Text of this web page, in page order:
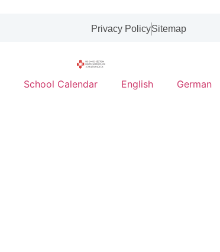
Privacy PolicySitemap
School Calendar English German